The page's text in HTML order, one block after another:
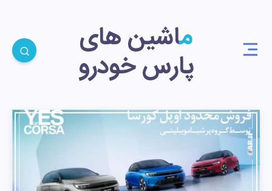
ماشین های
پارس خودرو